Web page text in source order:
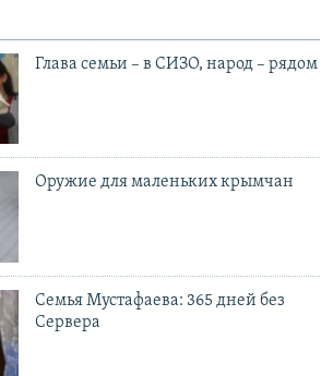
Глава семьи – в СИЗО, народ – рядом
Оружие для маленьких крымчан
Семья Мустафаева: 365 дней без
Сервера